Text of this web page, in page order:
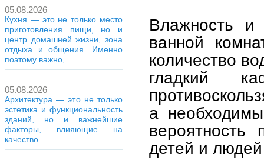
05.08.2026
Кухня — это не только место
приготовления пищи, но и
центр домашней жизни, зона
отдыха и общения. Именно
поэтому важно,...
05.08.2026
Архитектура — это не только
эстетика и функциональность
зданий, но и важнейшие
факторы, влияющие на
качество...
Влажность
ванной
количество
гладкий
а
детей и